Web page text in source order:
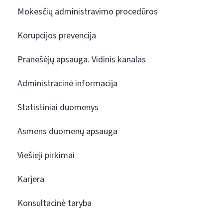
Mokesčių administravimo procedūros
Korupcijos prevencija
Pranešėjų apsauga. Vidinis kanalas
Administracinė informacija
Statistiniai duomenys
Asmens duomenų apsauga
Viešieji pirkimai
Karjera
Konsultacinė taryba